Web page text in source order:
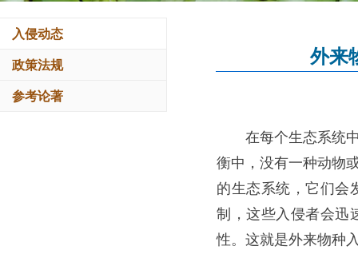
入侵动态
政策法规
参考论著
外来
在每个生态系统
衡中，没有一种动物
的生态系统，它们会
制，这些入侵者会迅
性。这就是外来物种